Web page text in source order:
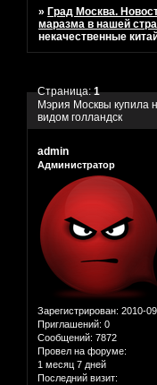
» Град Москва.
маразма в нашей
некачественные
Мэрия Москвы купила
видом голландск
Страница:1
admin
Администратор
Зарегистрирован: 2010-
Приглашений: 0
Сообщений: 7872
Провел на форуме:
1 месяц 7 дней
Последний визит: